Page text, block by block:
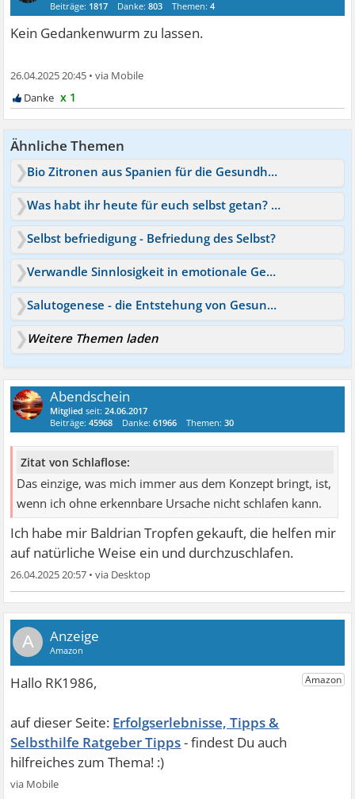
Beiträge: 1817 Danke:803 Themen:4
Kein Gedankenwurm zu lassen.
26.04.2025 20:45 •
x 1
Ähnliche Themen
Bio Zitronen aus Spanien für die Gesundheit?
Was habt ihr heute für euch selbst getan? Positive Dinge
Selbst befriedigung - Befriedung des Selbst?
Verwandle Sinnlosigkeit in emotionale Gesundheit!
Salutogenese - die Entstehung von Gesundheit
Weitere Themen laden
Abendschein
Mitglied seit:24.06.2017
Beiträge:45968 Danke:61966 Themen:30
Zitat von Schlaflose:
Das einzige, was mich immer aus dem Konzept bringt, ist,
wenn ich ohne erkennbare Ursache nicht schlafen kann.
Ich habe mir Baldrian Tropfen gekauft, die helfen mir
auf natürliche Weise ein und durchzuschlafen.
26.04.2025 20:57 •
A
Erfolgserlebnisse, Tipps &
Selbsthilfe Ratgeber Tipps